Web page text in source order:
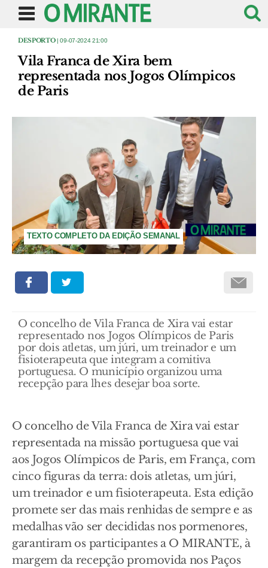
DESPORTO| 09-07-2024 21:00
Vila Franca de Xira bem
representada nos Jogos Olímpicos
de Paris
TEXTO COMPLETO DA EDIÇÃO SEMANAL
O concelho de Vila Franca de Xira vai estar
representado nos Jogos Olímpicos de Paris
por dois atletas, um júri, um treinador e um
fisioterapeuta que integram a comitiva
portuguesa. O município organizou uma
recepção para lhes desejar boa sorte.
O concelho de Vila Franca de Xira vai estar
representada na missão portuguesa que vai
aos Jogos Olímpicos de Paris, em França, com
cinco figuras da terra: dois atletas, um júri,
um treinador e um fisioterapeuta. Esta edição
promete ser das mais renhidas de sempre e as
medalhas vão ser decididas nos pormenores,
garantiram os participantes a O MIRANTE, à
margem da recepção promovida nos Paços